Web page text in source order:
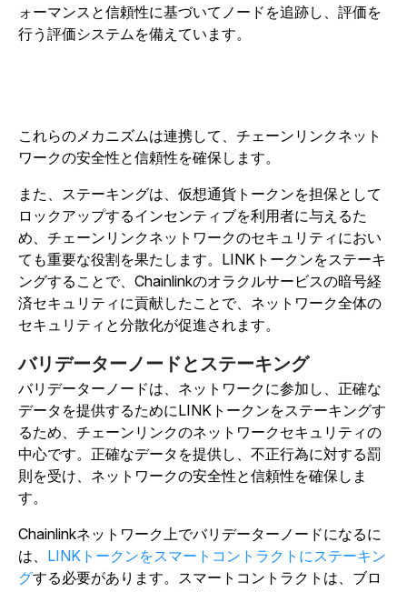
ォーマンスと信頼性に基づいてノードを追跡し、評価を
行う評価システムを備えています。
これらのメカニズムは連携して、チェーンリンクネット
ワークの安全性と信頼性を確保します。
また、ステーキングは、仮想通貨トークンを担保として
ロックアップするインセンティブを利用者に与えるた
め、チェーンリンクネットワークのセキュリティにおい
ても重要な役割を果たします。LINKトークンをステーキ
ングすることで、Chainlinkのオラクルサービスの暗号経
済セキュリティに貢献したことで、ネットワーク全体の
セキュリティと分散化が促進されます。
バリデーターノードとステーキング
バリデーターノードは、ネットワークに参加し、正確な
データを提供するためにLINKトークンをステーキングす
るため、チェーンリンクのネットワークセキュリティの
中心です。正確なデータを提供し、不正行為に対する罰
則を受け、ネットワークの安全性と信頼性を確保しま
す。
Chainlinkネットワーク上でバリデーターノードになるに
は、 LINKトークンをスマートコントラクトにステーキン
グする必要があります。スマートコントラクトは、ブロ